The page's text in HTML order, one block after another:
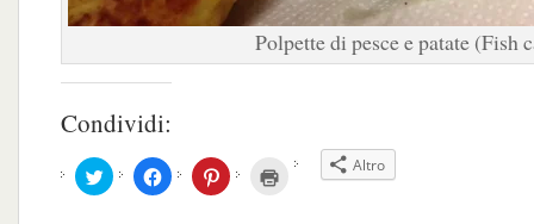
Polpette di pesce e patate (Fish
Condividi:
Fai
clic
Fai
clic
Fai
clic
Fai Altro